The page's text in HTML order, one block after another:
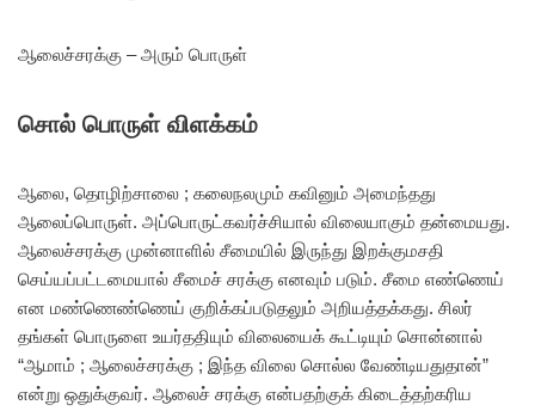
ஆலைச்சரக்கு – அரும் பொருள்
சொல் பொருள் விளக்கம்
ஆலை, தொழிற்சாலை ; கலைநலமும் கவினும் அமைந்தது
ஆலைப்பொருள். அப்பொருட்கவர்ச்சியால் விலையாகும் தன்மையது.
ஆலைச்சரக்கு முன்னாளில் சீமையில் இருந்து இறக்குமசதி
செய்யப்பட்டமையால் சீமைச் சரக்கு எனவும் படும். சீமை எண்ணெய்
என மண்ணெண்ணெய் குறிக்கப்படுதலும் அறியத்தக்கது. சிலர்
தங்கள் பொருளை உயர்ததியும் விலையைக் கூட்டியும் சொன்னால்
“ஆமாம் ; ஆலைச்சரக்கு ; இந்த விலை சொல்ல வேண்டியதுதான்”
என்று ஒதுக்குவர். ஆலைச் சரக்கு என்பதற்குக் கிடைத்தற்கரிய